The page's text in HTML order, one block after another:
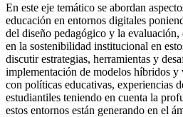
En este eje temático se abordan
educación en entornos digitales
del diseño pedagógico y la
en la sostenibilidad institucional en
discutir estrategias, herramientas y
implementación de modelos híbridos
con políticas educativas, experiencias
estudiantiles teniendo en cuenta la
estos entornos están generando en el